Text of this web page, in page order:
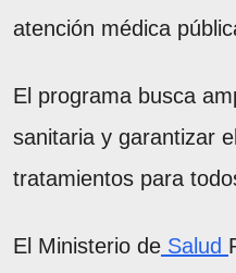
atención médica
El programa busca
sanitaria y garantizar
tratamientos para
El Ministerio de Salud